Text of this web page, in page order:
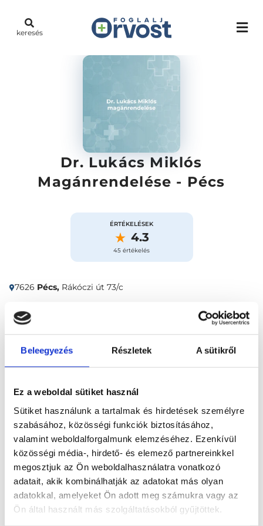
Beleegyezés Részletek A sütikről
Ez a weboldal sütiket használ
Sütiket használunk a tartalmak és hirdetések személyre
szabásához, közösségi funkciók biztosításához,
valamint weboldalforgalmunk elemzéséhez. Ezenkívül
közösségi média-, hirdető- és elemező partnereinkkel
megosztjuk az Ön weboldalhasználatra vonatkozó
adatait, akik kombinálhatják az adatokat más olyan
adatokkal, amelyeket Ön adott meg számukra vagy az
Ön által használt más szolgáltatásokból gyűjtöttek.
keresés
Dr. Lukács Miklós
Magánrendelése - Pécs
ÉRTÉKELÉSEK
4.3
45 értékelés
7626 Pécs, Rákóczi út 73/c
Időpontfoglalás Vélemények
Foglalj időpontot
Főoldal Klinikák Belgyógyász, Pécs